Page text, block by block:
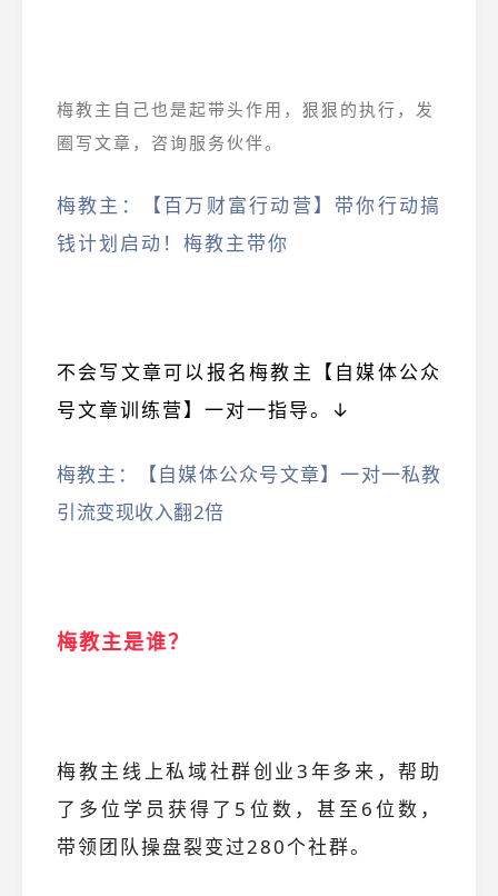
梅教主自己也是起带头作用，狠狠的执行，发
圈写文章，咨询服务伙伴。
梅教主：【百万财富行动营】带你行动搞
钱计划启动！梅教主带你
不会写文章可以报名梅教主【自媒体公众
号文章训练营】一对一指导。↓
梅教主：【自媒体公众号文章】一对一私教
引流变现收入翻2倍
梅教主是谁？
梅教主线上私域社群创业3年多来，帮助
了多位学员获得了5位数，甚至6位数，
带领团队操盘裂变过280个社群。